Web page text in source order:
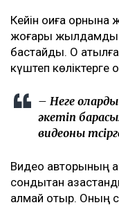
Кейін оқиға орнына
жоғары
бастайды. Оқ
күштеп көліктерге
– Неге
әкетіп
видеоны
Видео авторының
сондықтан
алмай отыр. Оның